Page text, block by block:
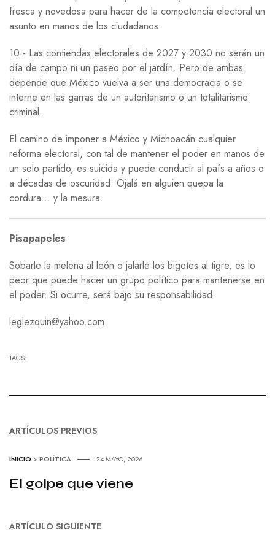
fresca y novedosa para hacer de la competencia electoral un
asunto en manos de los ciudadanos.
10.- Las contiendas electorales de 2027 y 2030 no serán un
día de campo ni un paseo por el jardín. Pero de ambas
depende que México vuelva a ser una democracia o se
interne en las garras de un autoritarismo o un totalitarismo
criminal.
El camino de imponer a México y Michoacán cualquier
reforma electoral, con tal de mantener el poder en manos de
un solo partido, es suicida y puede conducir al país a años o
a décadas de oscuridad. Ojalá en alguien quepa la
cordura… y la mesura.
Pisapapeles
Sobarle la melena al león o jalarle los bigotes al tigre, es lo
peor que puede hacer un grupo político para mantenerse en
el poder. Si ocurre, será bajo su responsabilidad.
leglezquin@yahoo.com
TAGS:
ARTÍCULOS PREVIOS
INICIO >POLÍTICA 24 MAYO, 2026
El golpe que viene
ARTÍCULO SIGUIENTE